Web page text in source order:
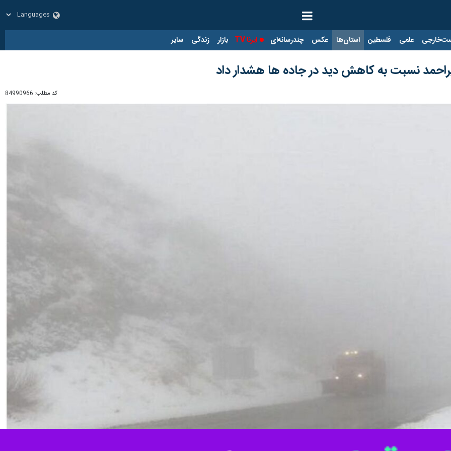
علمی فلسطین استان‌ها عکس چندرسانه‌ای ایرنا TV بازار زندگی سایر
نسبت به کاهش دید در جاده ها هشدار داد
کد مطلب: 84990966